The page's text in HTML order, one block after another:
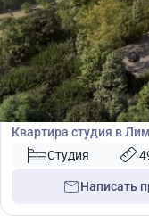
€465 000
Квартира
Квартира студия в
49809Студия
Написать